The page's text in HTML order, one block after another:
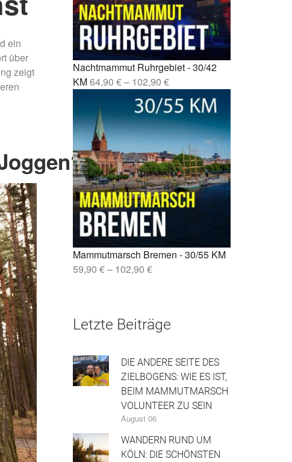
Dresden –
Essen –
Berlin –
Mammutmarsch alleine: Monas
Geschichte vom Alleinstarten
und trotzdem dazugehören
ein
über
zeigt
Nachtmammut Ruhrgebiet - 30/42
KM64,90 €– 102,90 €
Mammutmarsch Bremen - 30/55 KM
59,90 €– 102,90 €
Letzte Beiträge
DIE ANDERE SEITE DES
ZIELBOGENS: WIE ES IST,
BEIM MAMMUTMARSCH
VOLUNTEER ZU SEIN
August 06
WANDERN RUND UM
KÖLN: DIE SCHÖNSTEN